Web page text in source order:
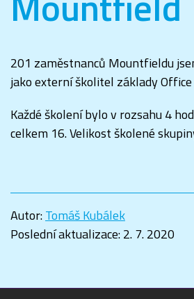
201 zaměstnanců Mountfieldu
jako externí školitel základy
Každé školení bylo v rozsahu 4
celkem 16. Velikost školené
Autor:Tomáš Kubálek
Poslední aktualizace:2. 7. 2020